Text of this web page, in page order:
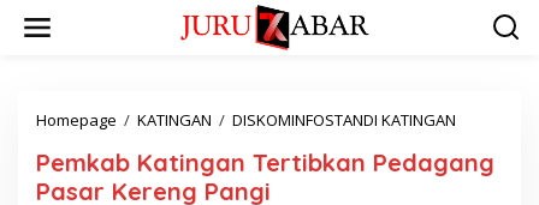
Homepage / KATINGAN / DISKOMINFOSTANDI KATINGAN
Pemkab Katingan Tertibkan Pedagang
Pasar Kereng Pangi